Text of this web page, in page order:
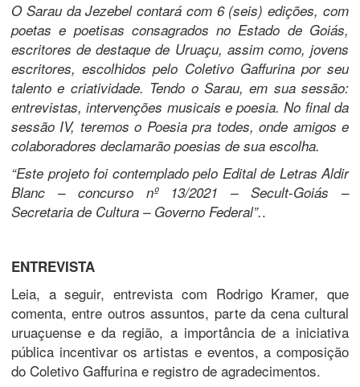
O Sarau da Jezebel contará com 6 (seis) edições, com
poetas e poetisas consagrados no Estado de Goiás,
escritores de destaque de Uruaçu, assim como, jovens
escritores, escolhidos pelo Coletivo Gaffurina por seu
talento e criatividade. Tendo o Sarau, em sua sessão:
entrevistas, intervenções musicais e poesia. No final da
sessão IV, teremos o Poesia pra todes, onde amigos e
colaboradores declamarão poesias de sua escolha.
“Este projeto foi contemplado pelo Edital de Letras Aldir
Blanc – concurso nº 13/2021 – Secult-Goiás –
Secretaria de Cultura – Governo Federal”..
ENTREVISTA
Leia, a seguir, entrevista com Rodrigo Kramer, que
comenta, entre outros assuntos, parte da cena cultural
uruaçuense e da região, a importância de a iniciativa
pública incentivar os artistas e eventos, a composição
do Coletivo Gaffurina e registro de agradecimentos.